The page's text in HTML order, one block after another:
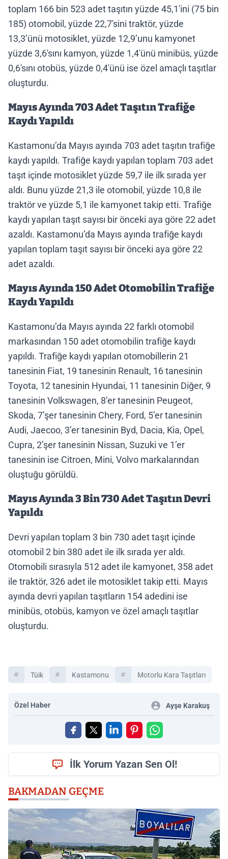
toplam 166 bin 523 adet taşıtın yüzde 45,1'ini (75 bin
185) otomobil, yüzde 22,7'sini traktör, yüzde
13,3’ünü motosiklet, yüzde 12,9’unu kamyonet
yüzde 3,6'sını kamyon, yüzde 1,4'ünü minibüs, yüzde
0,6'sını otobüs, yüzde 0,4'ünü ise özel amaçlı taşıtlar
oluşturdu.
Mayıs Ayında 703 Adet Taşıtın Trafiğe
Kaydı Yapıldı
Kastamonu’da Mayıs ayında 703 adet taşıtın trafiğe
kaydı yapıldı. Trafiğe kaydı yapılan toplam 703 adet
taşıt içinde motosiklet yüzde 59,7 ile ilk sırada yer
aldı. Bunu yüzde 21,3 ile otomobil, yüzde 10,8 ile
traktör ve yüzde 5,1 ile kamyonet takip etti. Trafiğe
kaydı yapılan taşıt sayısı bir önceki aya göre 22 adet
azaldı. Kastamonu’da Mayıs ayında trafiğe kaydı
yapılan toplam taşıt sayısı bir önceki aya göre 22
adet azaldı.
Mayıs Ayında 150 Adet Otomobilin Trafiğe
Kaydı Yapıldı
Kastamonu’da Mayıs ayında 22 farklı otomobil
markasından 150 adet otomobilin trafiğe kaydı
yapıldı. Trafiğe kaydı yapılan otomobillerin 21
tanesinin Fiat, 19 tanesinin Renault, 16 tanesinin
Toyota, 12 tanesinin Hyundai, 11 tanesinin Diğer, 9
tanesinin Volkswagen, 8’er tanesinin Peugeot,
Skoda, 7’şer tanesinin Chery, Ford, 5’er tanesinin
Audi, Jaecoo, 3’er tanesinin Byd, Dacia, Kia, Opel,
Cupra, 2’şer tanesinin Nissan, Suzuki ve 1’er
tanesinin ise Citroen, Mini, Volvo markalarından
oluştuğu görüldü.
Mayıs Ayında 3 Bin 730 Adet Taşıtın Devri
Yapıldı
Devri yapılan toplam 3 bin 730 adet taşıt içinde
otomobil 2 bin 380 adet ile ilk sırada yer aldı.
Otomobili sırasıyla 512 adet ile kamyonet, 358 adet
ile traktör, 326 adet ile motosiklet takip etti. Mayıs
ayında devri yapılan taşıtların 154 adedini ise
minibüs, otobüs, kamyon ve özel amaçlı taşıtlar
oluşturdu.
Tüik Kastamonu Motorlu Kara Taşıtları
Özel Haber Ayşe Karakuş
İlk Yorum Yazan Sen Ol!
BAKMADAN GEÇME